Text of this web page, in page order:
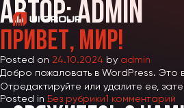
АВТОР:ADMIN
ПРИВЕТ, МИР!
Posted on 24.10.2024 by admin
Добро пожаловать в WordPress. Это
Отредактируйте или удалите ее,
Posted in Без рубрики1 комментарий